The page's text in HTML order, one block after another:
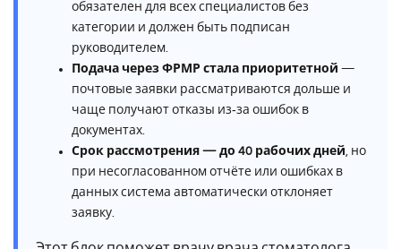
обязателен для всех специалистов без
категории и должен быть подписан
руководителем.
Подача через ФРМР стала приоритетной —
почтовые заявки рассматриваются дольше и
чаще получают отказы из‑за ошибок в
документах.
Срок рассмотрения — до 40 рабочих дней , но
при несогласованном отчёте или ошибках в
данных система автоматически отклоняет
заявку.